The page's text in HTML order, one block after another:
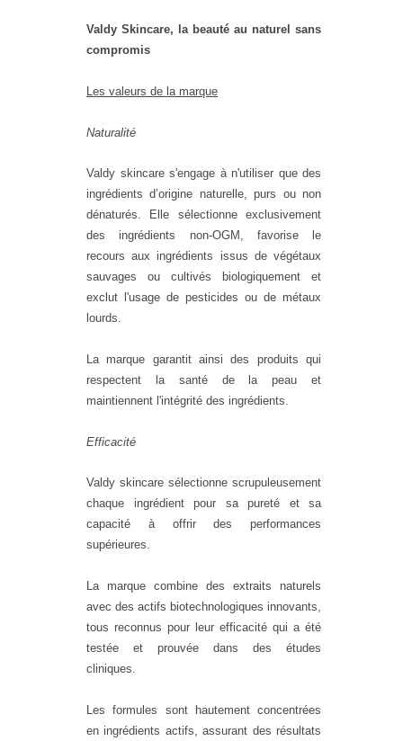
Valdy Skincare, la beauté au naturel sans
compromis
Les valeurs de la marque
Naturalité
Valdy skincare s'engage à n'utiliser que des
ingrédients d’origine naturelle, purs ou non
dénaturés. Elle sélectionne exclusivement
des ingrédients non-OGM, favorise le
recours aux ingrédients issus de végétaux
sauvages ou cultivés biologiquement et
exclut l'usage de pesticides ou de métaux
lourds.
La marque garantit ainsi des produits qui
respectent la santé de la peau et
maintiennent l'intégrité des ingrédients.
Efficacité
Valdy skincare sélectionne scrupuleusement
chaque ingrédient pour sa pureté et sa
capacité à offrir des performances
supérieures.
La marque combine des extraits naturels
avec des actifs biotechnologiques innovants,
tous reconnus pour leur efficacité qui a été
testée et prouvée dans des études
cliniques.
Les formules sont hautement concentrées
en ingrédients actifs, assurant des résultats